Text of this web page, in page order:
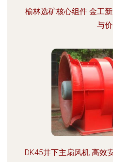
榆林选矿核心组件 金工
与
DK45井下主扇风机 高效